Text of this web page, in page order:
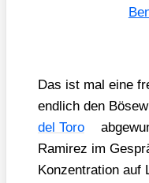
Das ist mal eine
end­lich den
del Toro
Rami­rez im
Kon­zen­tra­ti­on auf